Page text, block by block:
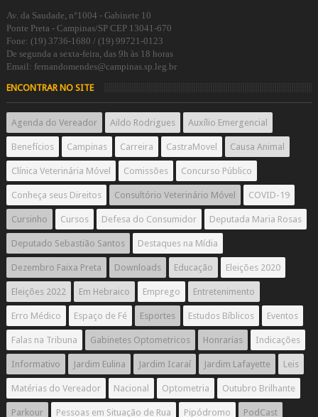
Av. da Saudade, n°1004 - Gabinete 10
Ponte Preta - Campinas/SP CEP 13041-670
Fone: (19) 3736-1680 / (19) 99721-0123
De segunda a sexta-feira, das 9h às 18 horas
Email: fernandomendes@campinas.sp.leg.br
ENCONTRAR NO SITE
Agenda do Vereador Aildo Rodrigues Auxílio Emergencial
Benefícios Campinas Carreira CastraMovel Causa Animal
Clínica Veterinária Móvel Comissões Concurso Público
Conheça seus Direitos Consultório Veterinário Móvel COVID-19
Cursinho Cursos Defesa do Consumidor Deputada Maria Rosas
Deputado Sebastião Santos Destaques na Mídia
Dezembro Faixa Preta Downloads Educação Eleições 2020
Eleições 2022 Em Hebraico Emprego Entretenimento
Erro Médico Espaço de Fé Esportes Estudos Bíblicos Eventos
Falas na Tribuna Gabinetes Optometricos Honrarias Indicações
Informativo Jardim Eulina Jardim Icaraí Jardim Lafayette Leis
Matérias do Vereador Nacional Optometria Outubro Brilhante
Parkour Pessoas em Situação de Rua Pipódromo PodCast